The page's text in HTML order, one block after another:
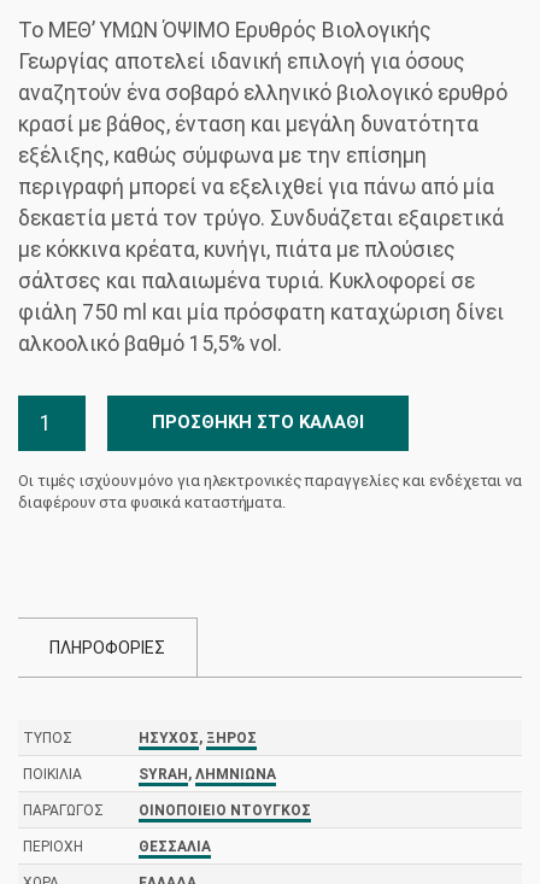
Το ΜΕΘ’ ΥΜΩΝ ΌΨΙΜΟ Ερυθρός Βιολογικής
Γεωργίας αποτελεί ιδανική επιλογή για όσους
αναζητούν ένα σοβαρό ελληνικό βιολογικό ερυθρό
κρασί με βάθος, ένταση και μεγάλη δυνατότητα
εξέλιξης, καθώς σύμφωνα με την επίσημη
περιγραφή μπορεί να εξελιχθεί για πάνω από μία
δεκαετία μετά τον τρύγο. Συνδυάζεται εξαιρετικά
με κόκκινα κρέατα, κυνήγι, πιάτα με πλούσιες
σάλτσες και παλαιωμένα τυριά. Κυκλοφορεί σε
φιάλη 750 ml και μία πρόσφατη καταχώριση δίνει
αλκοολικό βαθμό 15,5% vol.
Μεθ'υμών
Bio
Οινοποιείο
ΠΡΟΣΘΉΚΗ ΣΤΟ ΚΑΛΆΘΙ
Οι τιμές ισχύουν μόνο για ηλεκτρονικές παραγγελίες και ενδέχεται να
διαφέρουν στα φυσικά καταστήματα.
ΠΛΗΡΟΦΟΡΙΕΣ
ΤΎΠΟΣ ΉΣΥΧΟΣ, ΞΗΡΌΣ
ΠΟΙΚΙΛΊΑ SYRAH, ΛΗΜΝΙΏΝΑ
ΠΑΡΑΓΩΓΌΣ ΟΙΝΟΠΟΙΕΊΟ ΝΤΟΎΓΚΟΣ
ΠΕΡΙΟΧΉ ΘΕΣΣΑΛΊΑ